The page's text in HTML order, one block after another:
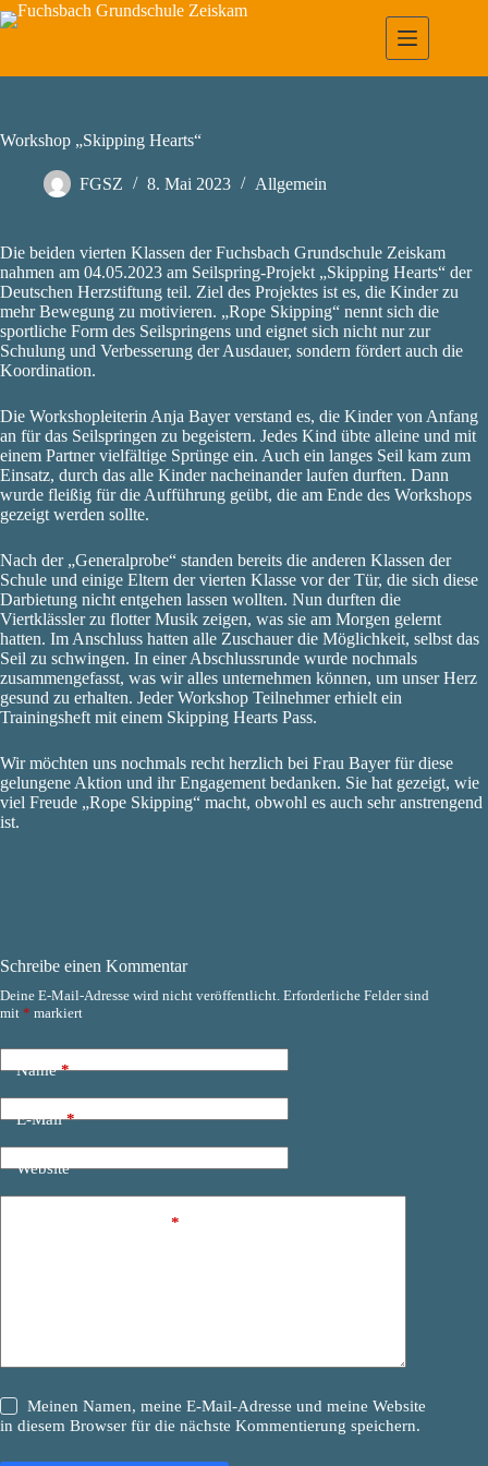
Zum
Inhalt
Workshop „Skipping Hearts“
FGSZ 8. Mai 2023 Allgemein
Die beiden vierten Klassen der Fuchsbach Grundschule Zeiskam
nahmen am 04.05.2023 am Seilspring-Projekt „Skipping Hearts“ der
Deutschen Herzstiftung teil. Ziel des Projektes ist es, die Kinder zu
mehr Bewegung zu motivieren. „Rope Skipping“ nennt sich die
sportliche Form des Seilspringens und eignet sich nicht nur zur
Schulung und Verbesserung der Ausdauer, sondern fördert auch die
Koordination.
Die Workshopleiterin Anja Bayer verstand es, die Kinder von Anfang
an für das Seilspringen zu begeistern. Jedes Kind übte alleine und mit
einem Partner vielfältige Sprünge ein. Auch ein langes Seil kam zum
Einsatz, durch das alle Kinder nacheinander laufen durften. Dann
wurde fleißig für die Aufführung geübt, die am Ende des Workshops
gezeigt werden sollte.
Nach der „Generalprobe“ standen bereits die anderen Klassen der
Schule und einige Eltern der vierten Klasse vor der Tür, die sich diese
Darbietung nicht entgehen lassen wollten. Nun durften die
Viertklässler zu flotter Musik zeigen, was sie am Morgen gelernt
hatten. Im Anschluss hatten alle Zuschauer die Möglichkeit, selbst das
Seil zu schwingen. In einer Abschlussrunde wurde nochmals
zusammengefasst, was wir alles unternehmen können, um unser Herz
gesund zu erhalten. Jeder Workshop Teilnehmer erhielt ein
Trainingsheft mit einem Skipping Hearts Pass.
Wir möchten uns nochmals recht herzlich bei Frau Bayer für diese
gelungene Aktion und ihr Engagement bedanken. Sie hat gezeigt, wie
viel Freude „Rope Skipping“ macht, obwohl es auch sehr anstrengend
ist.
Schreibe einen Kommentar
Deine E-Mail-Adresse wird nicht veröffentlicht. Erforderliche Felder sind
mit * markiert
Name*
E-Mail*
Website
*
Meinen Namen, meine E-Mail-Adresse und meine Website
in diesem Browser für die nächste Kommentierung speichern.